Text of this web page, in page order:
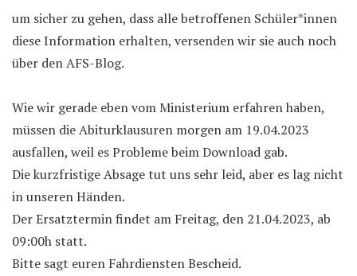
um sicher zu gehen, dass alle betroffenen Schüler*innen
diese Information erhalten, versenden wir sie auch noch
über den AFS-Blog.
Wie wir gerade eben vom Ministerium erfahren haben,
müssen die Abiturklausuren morgen am 19.04.2023
ausfallen, weil es Probleme beim Download gab.
Die kurzfristige Absage tut uns sehr leid, aber es lag nicht
in unseren Händen.
Der Ersatztermin findet am Freitag, den 21.04.2023, ab
09:00h statt.
Bitte sagt euren Fahrdiensten Bescheid.